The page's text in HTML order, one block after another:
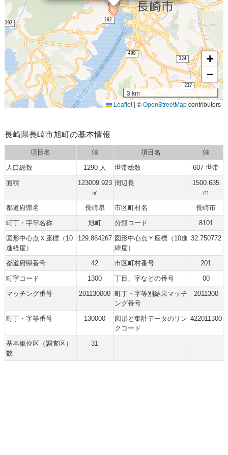
+
−
3 km
Leaflet | ©OpenStreetMapcontributors
長崎県長崎市旭町の基本情報
項目名 値 項目名
値
人口総数
1290 人 世帯総数
607 世帯
面積
123009.923
㎡
周辺長
1500.635
ｍ
都道府県名
長崎県 市区町村名
長崎市
町丁・字等名称
旭町 分類コード
8101
図形中心点Ｘ座標（10
進経度）
129.864267 図形中心点Ｙ座標（10進
緯度）
32.750772
都道府県番号 42 市区町村番号
201
町字コード
1300 丁目、字などの番号
00
マッチング番号
201130000 町丁・字等別結果マッチ
ング番号
2011300
町丁・字等番号 130000
図形と集計データのリン
クコード
422011300
基本単位区（調査区）
数
31